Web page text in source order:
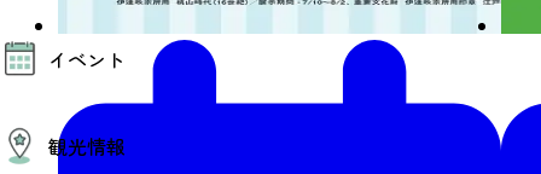
モデルコース
AIおまかせコース
みんなの旅行記
イベント
イベント情報
その他イベント情報（音楽・展示会）
観光情報